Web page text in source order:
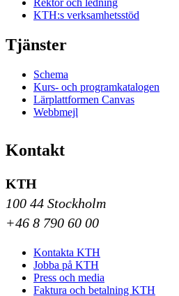
Rektor och ledning
KTH:s verksamhetsstöd
Tjänster
Schema
Kurs- och programkatalogen
Lärplattformen Canvas
Webbmejl
Kontakt
KTH
100 44 Stockholm
+46 8 790 60 00
Kontakta KTH
Jobba på KTH
Press och media
Faktura och betalning KTH